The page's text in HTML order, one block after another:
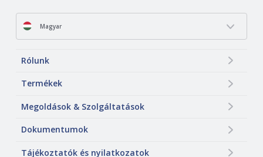
Magyar
Rólunk
Termékek
Megoldások & Szolgáltatások
Dokumentumok
Tájékoztatók és nyilatkozatok